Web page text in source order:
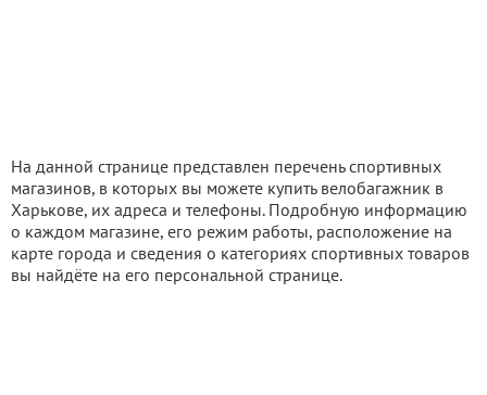
На данной странице представлен перечень спортивных
магазинов, в которых вы можете купить велобагажник в
Харькове, их адреса и телефоны. Подробную информацию
о каждом магазине, его режим работы, расположение на
карте города и сведения о категориях спортивных товаров
вы найдёте на его персональной странице.